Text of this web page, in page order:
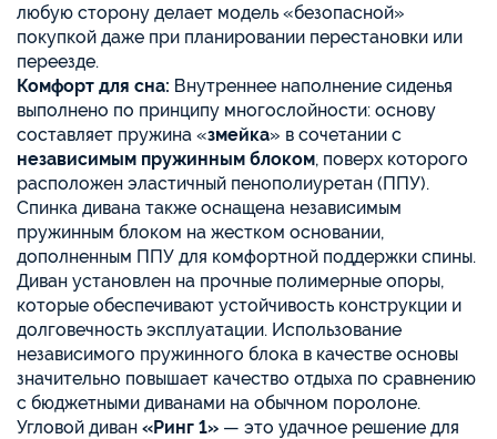
любую сторону делает модель «безопасной»
покупкой даже при планировании перестановки или
переезде.
Комфорт для сна: Внутреннее наполнение сиденья
выполнено по принципу многослойности: основу
составляет пружина «змейка» в сочетании с
независимым пружинным блоком, поверх которого
расположен эластичный пенополиуретан (ППУ).
Спинка дивана также оснащена независимым
пружинным блоком на жестком основании,
дополненным ППУ для комфортной поддержки спины.
Диван установлен на прочные полимерные опоры,
которые обеспечивают устойчивость конструкции и
долговечность эксплуатации. Использование
независимого пружинного блока в качестве основы
значительно повышает качество отдыха по сравнению
с бюджетными диванами на обычном поролоне.
Угловой диван «Ринг 1» — это удачное решение для